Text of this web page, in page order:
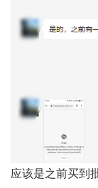
应该是之前买到